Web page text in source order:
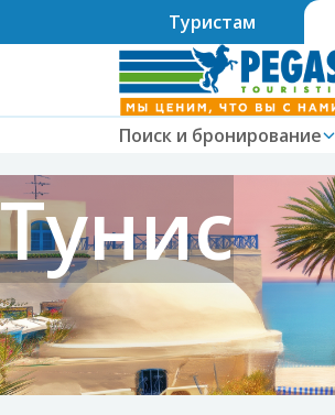
Туристам
Поиск и бронирование
Тунис